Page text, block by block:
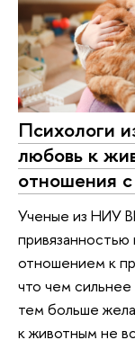
Психологи
любовь к
отношения
Ученые из НИУ
отношением к
что чем
тем больше
к животным не